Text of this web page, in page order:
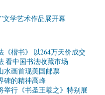
文学艺术作品展开幕
《楷书》 以264万天价成交
看中国书法收藏市场
水画首现美国邮票
碑的精神高峰
举行《书圣王羲之》特别展